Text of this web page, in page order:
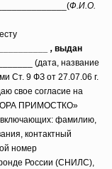
Ф.И.О.
, выдан
(дата, название
Ст. 9 ФЗ от 27.07.06 г.
свое согласие на
ПРИМОСТКО»
включающих: фамилию,
контактный
номер
России (СНИЛС),